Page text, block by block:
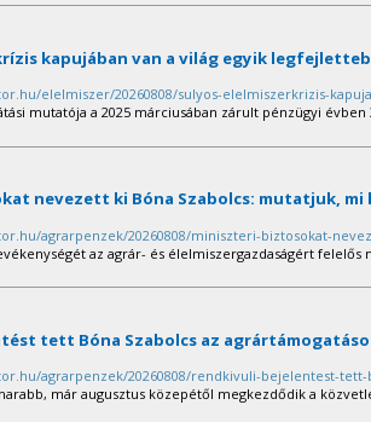
kapujában van a világ egyik
elelmiszer/20260808/sulyos-elelmiszerkrizis-
mutatója a 2025 márciusában zárult pénzügyi évben
nevezett ki Bóna Szabolcs: mutatjuk, mi
agrarpenzek/20260808/miniszteri-biztosokat-
az agrár- és élelmiszergazdaságért felelős
tett Bóna Szabolcs az
agrarpenzek/20260808/rendkivuli-bejelentest-tett-
már augusztus közepétől megkezdődik a